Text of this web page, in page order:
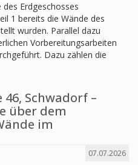
Erdgeschosses
1 bereits die Wände des
wurden. Parallel dazu
Vorbereitungsarbeiten
Dazu zählen die
Schwadorf –
über dem
im
07.07.2026